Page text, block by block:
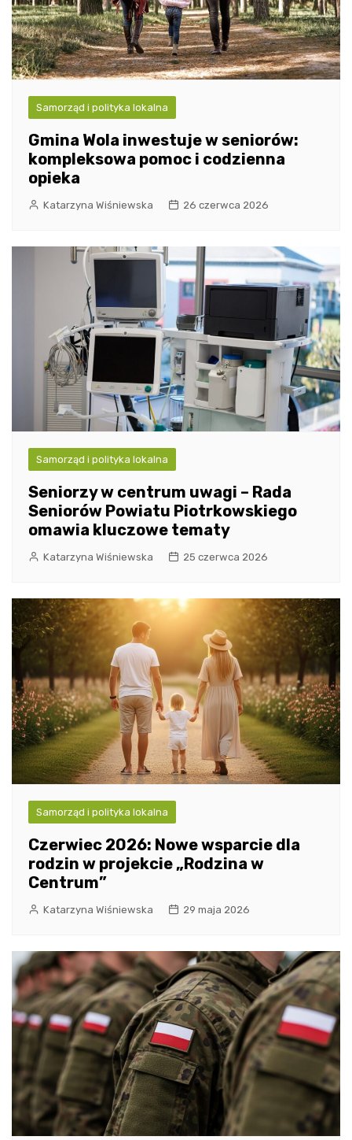
Samorząd i polityka lokalna
Gmina Wola inwestuje w seniorów:
kompleksowa pomoc i codzienna
opieka
Katarzyna Wiśniewska 26 czerwca 2026
Samorząd i polityka lokalna
Seniorzy w centrum uwagi – Rada
Seniorów Powiatu Piotrkowskiego
omawia kluczowe tematy
Katarzyna Wiśniewska 25 czerwca 2026
Samorząd i polityka lokalna
Czerwiec 2026: Nowe wsparcie dla
rodzin w projekcie „Rodzina w
Centrum”
Katarzyna Wiśniewska 29 maja 2026